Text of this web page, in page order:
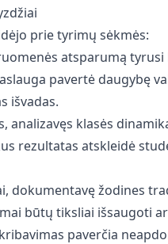
prie tyrimų sėkmės:
atsparumą
pavertė daugybę
išvadas.
analizavęs klasės
rezultatas atskleidė
dokumentavę žodines
būtų tiksliai išsaugoti
paverčia